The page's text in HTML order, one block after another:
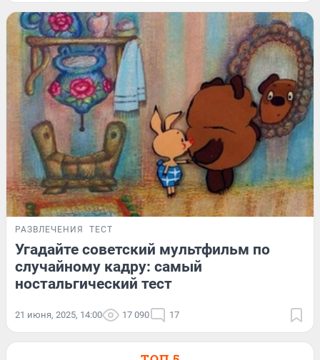
РАЗВЛЕЧЕНИЯ ТЕСТ
Угадайте советский мультфильм по
случайному кадру: самый
ностальгический тест
21 июня, 2025, 14:00 17 090 17